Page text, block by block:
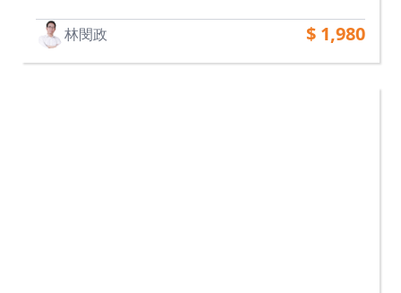
林閔政 $ 1,980